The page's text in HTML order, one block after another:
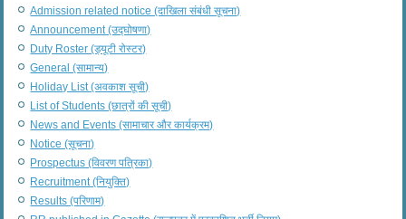
Admission related notice (दाखिला संबंधी सूचना)
Announcement (उद्घोषणा)
Duty Roster (ड्यूटी रोस्टर)
General (सामान्य)
Holiday List (अवकाश सूची)
List of Students (छात्रों की सूची)
News and Events (सामाचार और कार्यक्रम)
Notice (सूचना)
Prospectus (विवरण पत्रिका)
Recruitment (नियुक्ति)
Results (परिणाम)